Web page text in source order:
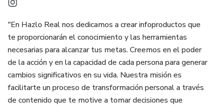
"En Hazlo Real nos dedicamos a crear infoproductos que
te proporcionarán el conocimiento y las herramientas
necesarias para alcanzar tus metas. Creemos en el poder
de la acción y en la capacidad de cada persona para generar
cambios significativos en su vida. Nuestra misión es
facilitarte un proceso de transformación personal a través
de contenido que te motive a tomar decisiones que